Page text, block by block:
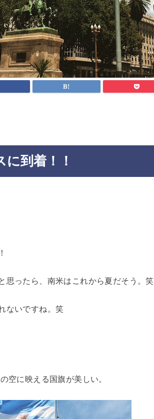
到着！！
思ったら、南米はこれから夏だそう。笑
ないですね。笑
空に映える国旗が美しい。